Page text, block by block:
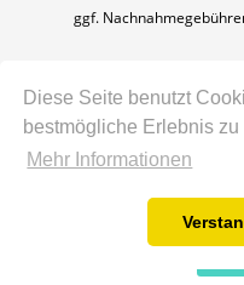
Diese Seite benutzt
bestmögliche Erlebnis zu
Mehr Informationen
ggf.
Zahlung und Versand
Diese Website verwendet